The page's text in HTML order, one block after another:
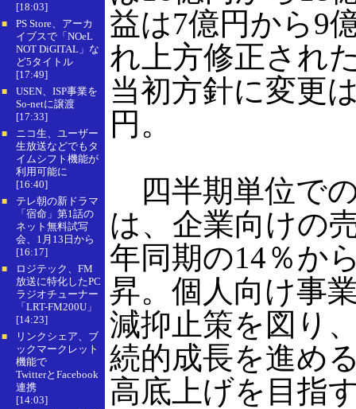
[18:03]
■
PS Store、アーカ
イブスで「NOeL
NOT DiGITAL」な
ど5タイトル
[17:49]
■
USEN、ISP事業を
So-netに譲渡
[17:33]
■
ニコ生、ユーザー
生放送などでもタ
イムシフト機能が
利用可能に
[16:40]
■
テレ朝の新ドラマ
「宿命」第1話の
ネット無料試写
会、1月13日から
[16:17]
■
ロジテック、FM
放送に特化したPC
ラジオチューナー
「LRT-FM200U」
[14:23]
■
リンクシェア、ブ
ックマークレット
機能で
TwitterとFacebook
連携
[14:03]
益は7億円から9
れ上方修正され
当初方針に変更
円。
四半期単位で
は、企業向けの
年同期の14％か
昇。個人向け事
減抑止策を図り
続的成長を進め
高底上げを目指